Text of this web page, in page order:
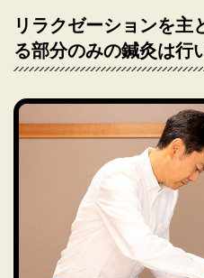
リラクゼーションを主
る部分のみの鍼灸は行